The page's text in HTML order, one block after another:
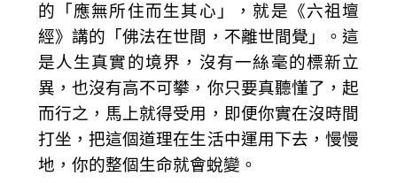
的「應無所住而生其心」，就是《六祖壇
經》講的「佛法在世間，不離世間覺」。這
是人生真實的境界，沒有一絲毫的標新立
異，也沒有高不可攀，你只要真聽懂了，起
而行之，馬上就得受用，即便你實在沒時間
打坐，把這個道理在生活中運用下去，慢慢
地，你的整個生命就會蛻變。